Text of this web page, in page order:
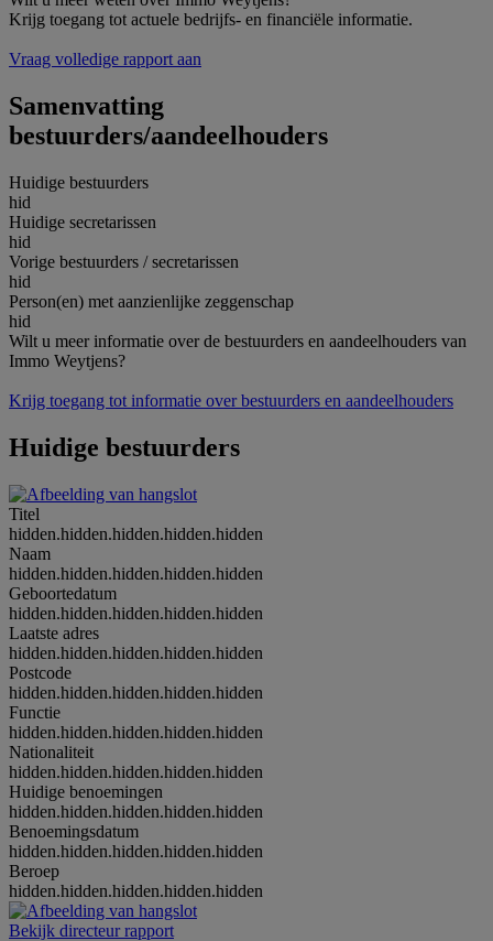
Krijg toegang tot actuele bedrijfs- en financiële informatie.
Vraag volledige rapport aan
Samenvatting
bestuurders/aandeelhouders
Huidige bestuurders
hid
Huidige secretarissen
hid
Vorige bestuurders / secretarissen
hid
Person(en) met aanzienlijke zeggenschap
hid
Wilt u meer informatie over de bestuurders en aandeelhouders van
Immo Weytjens?
Krijg toegang tot informatie over bestuurders en aandeelhouders
Huidige bestuurders
Titel
hidden.hidden.hidden.hidden.hidden
Naam
hidden.hidden.hidden.hidden.hidden
Geboortedatum
hidden.hidden.hidden.hidden.hidden
Laatste adres
hidden.hidden.hidden.hidden.hidden
Postcode
hidden.hidden.hidden.hidden.hidden
Functie
hidden.hidden.hidden.hidden.hidden
Nationaliteit
hidden.hidden.hidden.hidden.hidden
Huidige benoemingen
hidden.hidden.hidden.hidden.hidden
Benoemingsdatum
hidden.hidden.hidden.hidden.hidden
Beroep
hidden.hidden.hidden.hidden.hidden
Bekijk directeur rapport